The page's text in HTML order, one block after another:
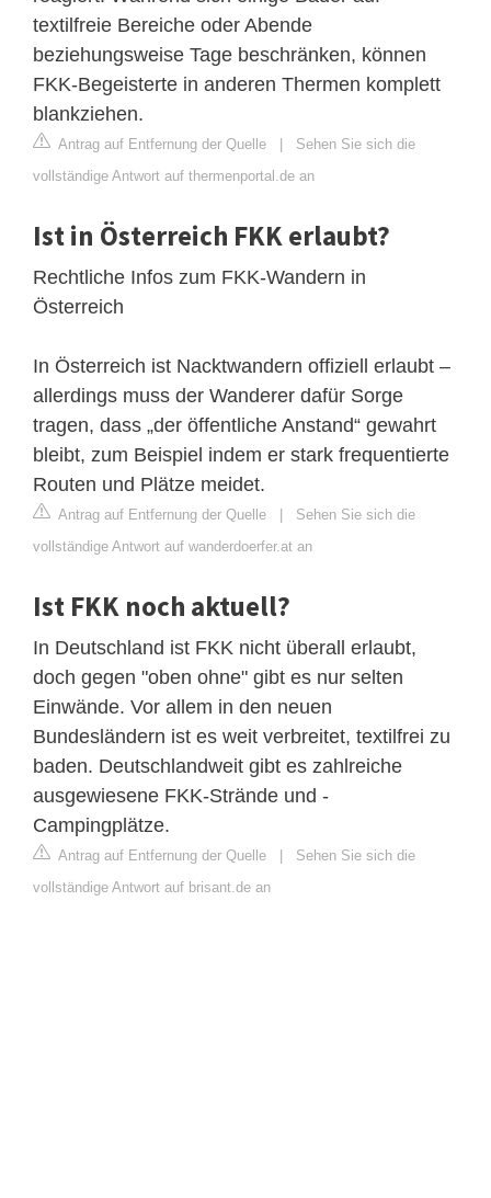
textilfreie Bereiche oder Abende
beziehungsweise Tage beschränken, können
FKK-Begeisterte in anderen Thermen komplett
blankziehen.
Antrag auf Entfernung der Quelle | Sehen Sie sich die
vollständige Antwort auf thermenportal.de an
Ist in Österreich FKK erlaubt?
Rechtliche Infos zum FKK-Wandern in
Österreich
In Österreich ist Nacktwandern offiziell erlaubt –
allerdings muss der Wanderer dafür Sorge
tragen, dass „der öffentliche Anstand“ gewahrt
bleibt, zum Beispiel indem er stark frequentierte
Routen und Plätze meidet.
Antrag auf Entfernung der Quelle | Sehen Sie sich die
vollständige Antwort auf wanderdoerfer.at an
Ist FKK noch aktuell?
In Deutschland ist FKK nicht überall erlaubt,
doch gegen "oben ohne" gibt es nur selten
Einwände. Vor allem in den neuen
Bundesländern ist es weit verbreitet, textilfrei zu
baden. Deutschlandweit gibt es zahlreiche
ausgewiesene FKK-Strände und -
Campingplätze.
Antrag auf Entfernung der Quelle | Sehen Sie sich die
vollständige Antwort auf brisant.de an